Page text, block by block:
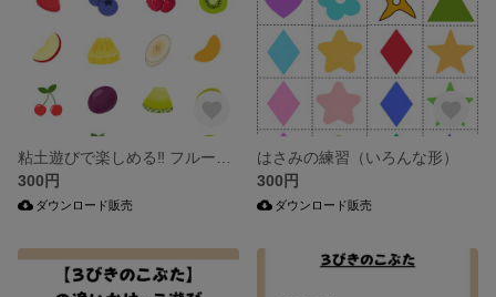
300円
ダウンロード販売
はさみの練習（いろんな形）
300円
ダウンロード販売